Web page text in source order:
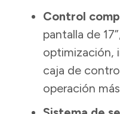
Control
pantalla de
optimización,
caja de
operación